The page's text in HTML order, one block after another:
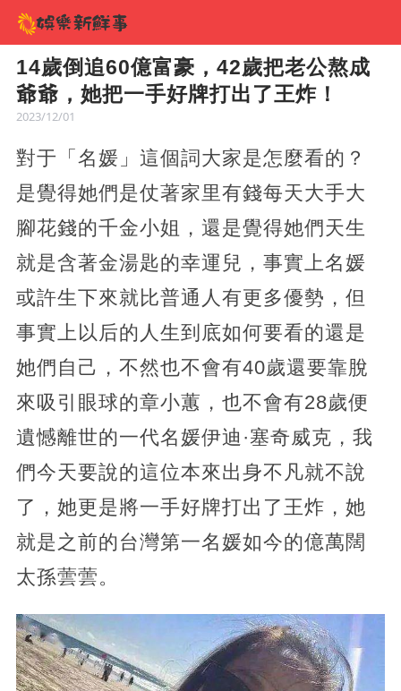
14歲倒追60億富豪，42歲把老公熬成
爺爺，她把一手好牌打出了王炸！
2023/12/01
對于「名媛」這個詞大家是怎麼看的？
是覺得她們是仗著家里有錢每天大手大
腳花錢的千金小姐，還是覺得她們天生
就是含著金湯匙的幸運兒，事實上名媛
或許生下來就比普通人有更多優勢，但
事實上以后的人生到底如何要看的還是
她們自己，不然也不會有40歲還要靠脫
來吸引眼球的章小蕙，也不會有28歲便
遺憾離世的一代名媛伊迪·塞奇威克，我
們今天要說的這位本來出身不凡就不說
了，她更是將一手好牌打出了王炸，她
就是之前的台灣第一名媛如今的億萬闊
太孫蕓蕓。